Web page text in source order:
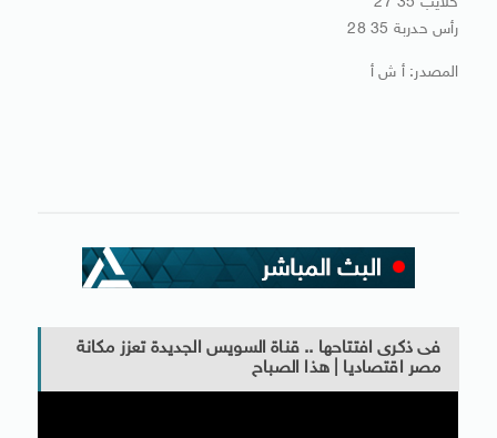
رأس حدربة 35 28
المصدر: أ ش أ
فى ذكرى افتتاحها .. قناة السويس الجديدة تعزز مكانة
مصر اقتصاديا | هذا الصباح